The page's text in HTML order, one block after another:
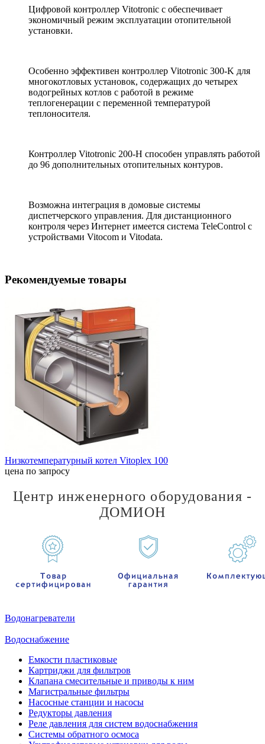
Цифровой контроллер Vitotronic с обеспечивает
экономичный режим эксплуатации отопительной
установки.
Особенно эффективен контроллер Vitotronic 300-K для
многокотловых установок, содержащих до четырех
водогрейных котлов с работой в режиме
теплогенерации с переменной температурой
теплоносителя.
Контроллер Vitotronic 200-H способен управлять работой
до 96 дополнительных отопительных контуров.
Возможна интеграция в домовые системы
диспетчерского управления. Для дистанционного
контроля через Интернет имеется система TeleControl с
устройствами Vitocom и Vitodata.
Рекомендуемые товары
Низкотемпературный котел Vitoplex 100
цена по запросу
Центр инженерного оборудования -
ДОМИОН
Водонагреватели
Водоснабжение
Емкости пластиковые
Картриджи для фильтров
Клапана смесительные и приводы к ним
Магистральные фильтры
Насосные станции и насосы
Редукторы давления
Реле давления для систем водоснабжения
Системы обратного осмоса